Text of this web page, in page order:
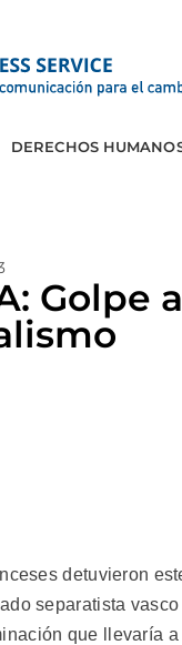
DERECHOS
Golpe
detuvieron
separatista
que llevaría